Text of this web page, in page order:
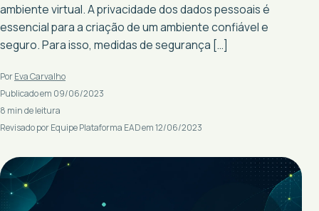
ambiente virtual. A privacidade dos dados pessoais é
essencial para a criação de um ambiente confiável e
seguro. Para isso, medidas de segurança […]
PorEva Carvalho
Publicado em 09/06/2023
8 min de leitura
Revisado por Equipe Plataforma EAD em 12/06/2023